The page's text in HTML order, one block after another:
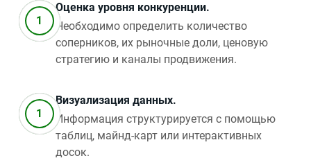
Оценка уровня конкуренции.
Необходимо определить количество
соперников, их рыночные доли, ценовую
стратегию и каналы продвижения.
Визуализация данных.
Информация структурируется с помощью
таблиц, майнд-карт или интерактивных
досок.